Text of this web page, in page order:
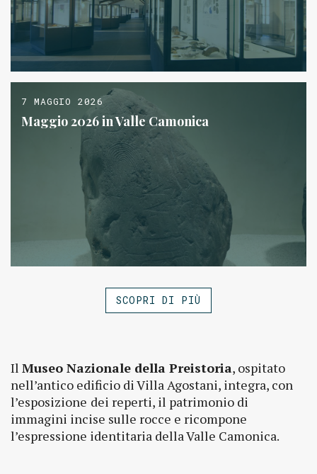
7 MAGGIO 2026
Maggio 2026 in Valle Camonica
SCOPRI DI PIÙ
Il Museo Nazionale della Preistoria, ospitato
nell’antico edificio di Villa Agostani, integra, con
l’esposizione dei reperti, il patrimonio di
immagini incise sulle rocce e ricompone
l’espressione identitaria della Valle Camonica.